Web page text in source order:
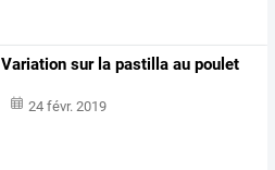
Variation sur la pastilla au poulet
24 févr. 2019